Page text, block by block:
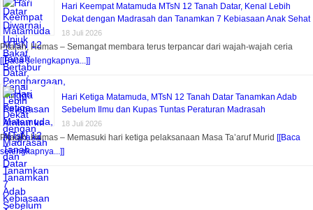
Hari Keempat Matamuda MTsN 12 Tanah Datar, Kenal Lebih
Dekat dengan Madrasah dan Tanamkan 7 Kebiasaan Anak Sehat
18 Juli 2026
Pitalah, Humas – Semangat membara terus terpancar dari wajah-wajah ceria
[[Baca selengkapnya...]]
Hari Ketiga Matamuda, MTsN 12 Tanah Datar Tanamkan Adab
Sebelum Ilmu dan Kupas Tuntas Peraturan Madrasah
18 Juli 2026
Pitalah, Humas – Memasuki hari ketiga pelaksanaan Masa Ta’aruf Murid [[Baca
selengkapnya...]]